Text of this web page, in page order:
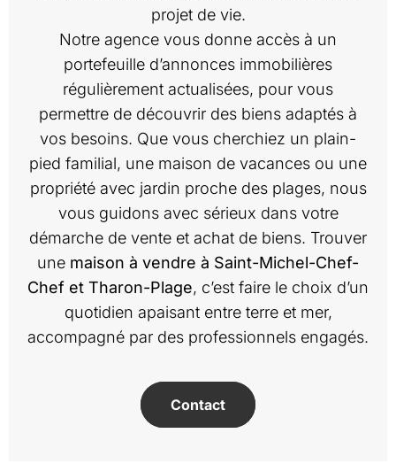
projet de vie.
Notre agence vous donne accès à un
portefeuille d’annonces immobilières
régulièrement actualisées, pour vous
permettre de découvrir des biens adaptés à
vos besoins. Que vous cherchiez un plain-
pied familial, une maison de vacances ou une
propriété avec jardin proche des plages, nous
vous guidons avec sérieux dans votre
démarche de vente et achat de biens. Trouver
une maison à vendre à Saint-Michel-Chef-
Chef et Tharon-Plage, c’est faire le choix d’un
quotidien apaisant entre terre et mer,
accompagné par des professionnels engagés.
Contact